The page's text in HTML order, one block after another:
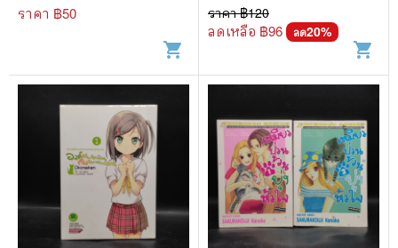
ราคา ฿50
shopping_cart
ราคา ฿120
ลดเหลือ ฿96 ลด20%
shopping_cart